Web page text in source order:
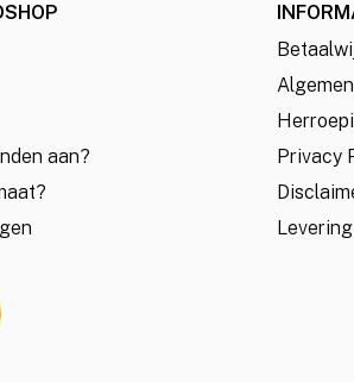
aan?
Privacy
Levering